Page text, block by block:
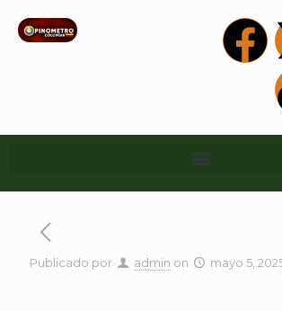
Publicado por admin on mayo 5,